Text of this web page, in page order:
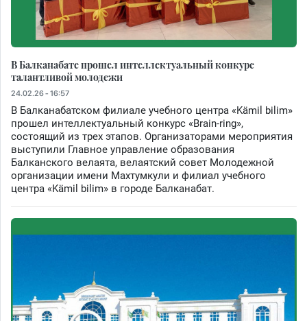
В Балканабате прошел интеллектуальный конкурс
талантливой молодежи
24.02.26 - 16:57
В Балканабатском филиале учебного центра «Kämil bilim»
прошел интеллектуальный конкурс «Brain-ring»,
состоящий из трех этапов. Организаторами мероприятия
выступили Главное управление образования
Балканского велаята, велаятский совет Молодежной
организации имени Махтумкули и филиал учебного
центра «Kämil bilim» в городе Балканабат.